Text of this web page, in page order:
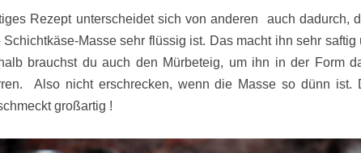
Rezept unterscheidet sich von anderen auch dadurch,
Schichtkäse-Masse sehr flüssig ist. Das macht ihn sehr saftig
brauchst du auch den Mürbeteig, um ihn in der Form
Also nicht erschrecken, wenn die Masse so dünn ist.
großartig !